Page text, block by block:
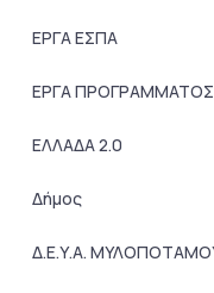
ΕΡΓΑ ΕΣΠΑ
ΕΡΓΑ ΠΡΟΓΡΑΜΜΑΤΟΣ
ΕΛΛΑΔΑ 2.0
Δήμος
Δ.Ε.Υ.Α.